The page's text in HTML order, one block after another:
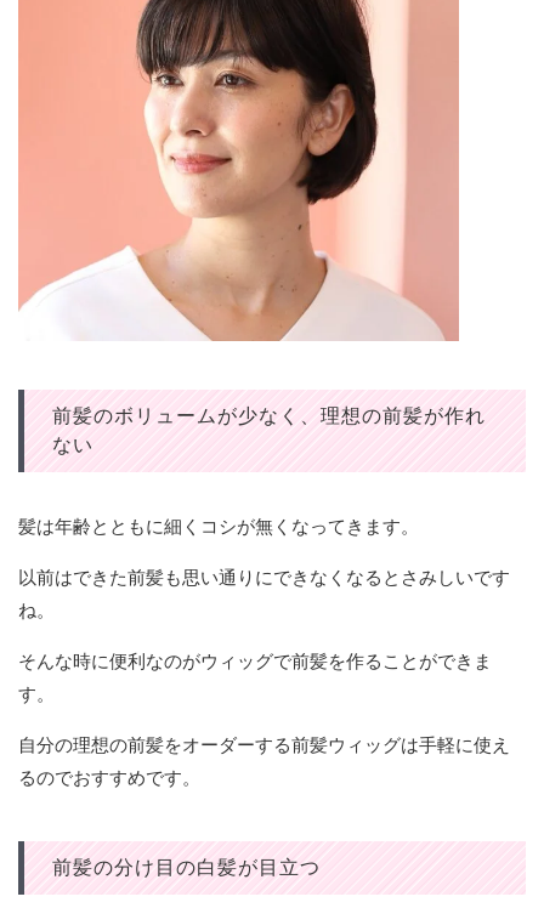
前髪のボリュームが少なく、理想の前髪が作れ
ない
髪は年齢とともに細くコシが無くなってきます。
以前はできた前髪も思い通りにできなくなるとさみしいです
ね。
そんな時に便利なのがウィッグで前髪を作ることができま
す。
自分の理想の前髪をオーダーする前髪ウィッグは手軽に使え
るのでおすすめです。
前髪の分け目の白髪が目立つ